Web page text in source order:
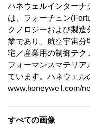
ハネウェルインターナ
は、フォーチュン
クノロジーおよび製
業であり、航空宇宙分
宅／産業用の制御テク
フォーマンスマテリア
ています。ハネウェル
www.honeywell.com/
すべての画像